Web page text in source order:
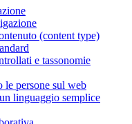
(content type)
e tassonomie
le persone sul web
linguaggio semplice